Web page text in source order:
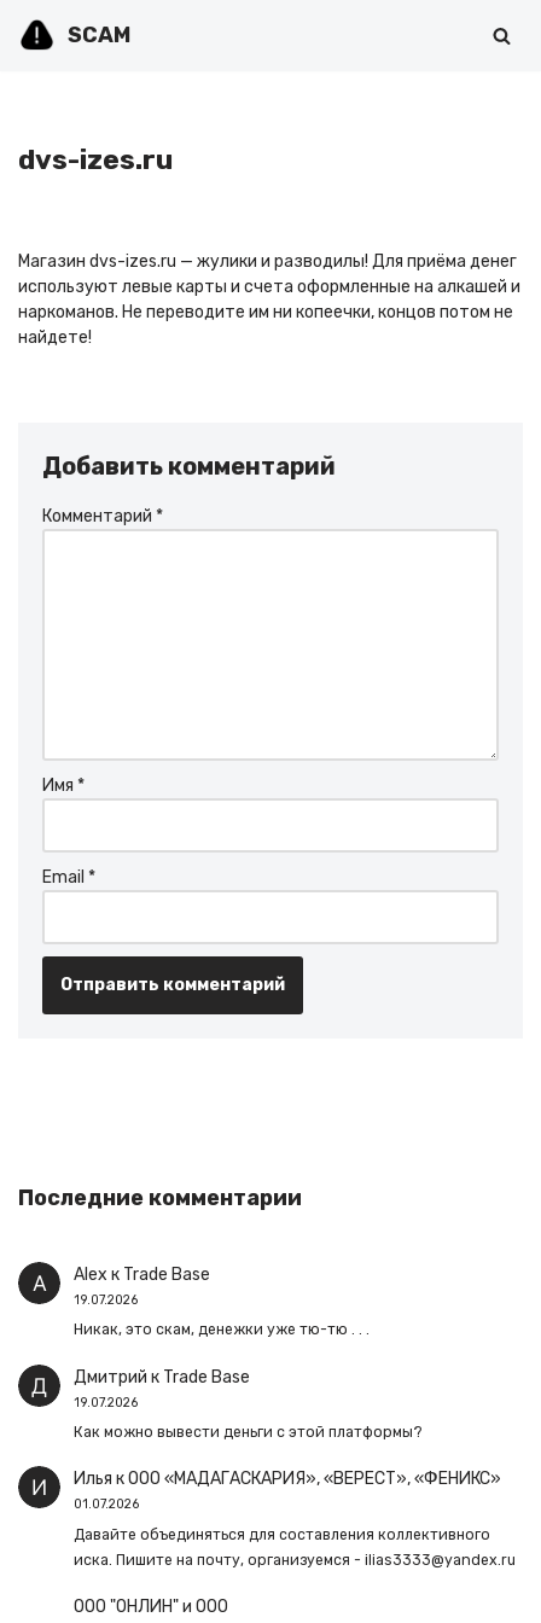
SCAM
dvs-izes.ru
Магазин dvs-izes.ru — жулики и разводилы! Для приёма денег
используют левые карты и счета оформленные на алкашей и
наркоманов. Не переводите им ни копеечки, концов потом не
найдете!
Добавить комментарий
Комментарий *
Имя *
Email *
Последние комментарии
Alex к Trade Base
19.07.2026
Никак, это скам, денежки уже тю-тю . . .
Дмитрий к Trade Base
19.07.2026
Как можно вывести деньги с этой платформы?
Илья кООО «МАДАГАСКАРИЯ», «ВЕРЕСТ», «ФЕНИКС»
01.07.2026
Давайте объединяться для составления коллективного
иска. Пишите на почту, организуемся - ilias3333@yandex.ru
ООО "ОНЛИН" и ООО